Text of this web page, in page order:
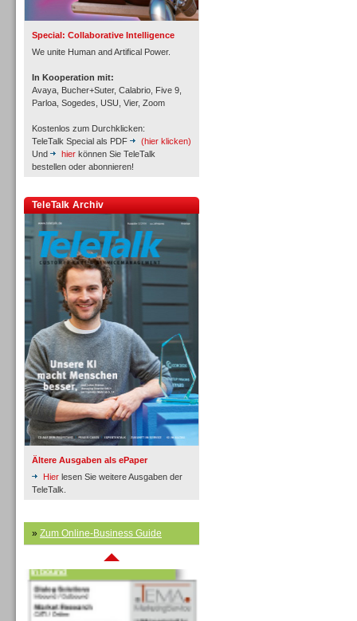
Special: Collaborative Intelligence
We unite Human and Artifical Power.
In Kooperation mit:
Avaya, Bucher+Suter, Calabrio, Five 9,
Parloa, Sogedes, USU, Vier, Zoom
Kostenlos zum Durchklicken:
TeleTalk Special als PDF
(hier klicken)
Und
hier können Sie TeleTalk
bestellen oder abonnieren!
TeleTalk Archiv
Ältere Ausgaben als ePaper
Hier lesen Sie weitere Ausgaben der
TeleTalk.
» Zum Online-Business Guide
Inbound
Inbound
Inbound